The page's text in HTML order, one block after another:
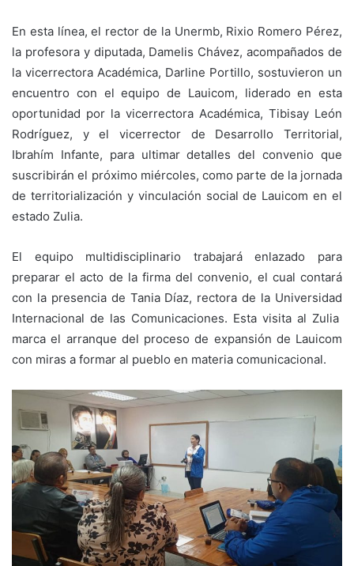
En esta línea, el rector de la Unermb, Rixio Romero Pérez,
la profesora y diputada, Damelis Chávez, acompañados de
la vicerrectora Académica, Darline Portillo, sostuvieron un
encuentro con el equipo de Lauicom, liderado en esta
oportunidad por la vicerrectora Académica, Tibisay León
Rodríguez, y el vicerrector de Desarrollo Territorial,
Ibrahím Infante, para ultimar detalles del convenio que
suscribirán el próximo miércoles, como parte de la jornada
de territorialización y vinculación social de Lauicom en el
estado Zulia.
El equipo multidisciplinario trabajará enlazado para
preparar el acto de la firma del convenio, el cual contará
con la presencia de Tania Díaz, rectora de la Universidad
Internacional de las Comunicaciones. Esta visita al Zulia
marca el arranque del proceso de expansión de Lauicom
con miras a formar al pueblo en materia comunicacional.